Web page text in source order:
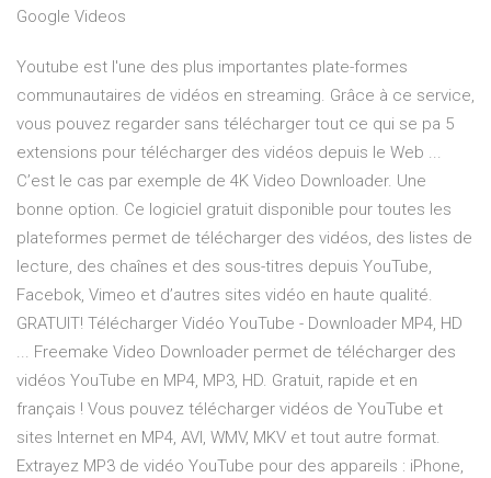
Google Videos
Youtube est l'une des plus importantes plate-formes
communautaires de vidéos en streaming. Grâce à ce service,
vous pouvez regarder sans télécharger tout ce qui se pa 5
extensions pour télécharger des vidéos depuis le Web ...
C’est le cas par exemple de 4K Video Downloader. Une
bonne option. Ce logiciel gratuit disponible pour toutes les
plateformes permet de télécharger des vidéos, des listes de
lecture, des chaînes et des sous-titres depuis YouTube,
Facebok, Vimeo et d’autres sites vidéo en haute qualité.
GRATUIT! Télécharger Vidéo YouTube - Downloader MP4, HD
... Freemake Video Downloader permet de télécharger des
vidéos YouTube en MP4, MP3, HD. Gratuit, rapide et en
français ! Vous pouvez télécharger vidéos de YouTube et
sites Internet en MP4, AVI, WMV, MKV et tout autre format.
Extrayez MP3 de vidéo YouTube pour des appareils : iPhone,